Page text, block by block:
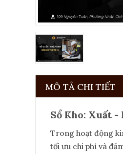
MÔ TẢ CHI TIẾT
Sổ Kho: Xuất -
Trong hoạt động
tối ưu chi phí và